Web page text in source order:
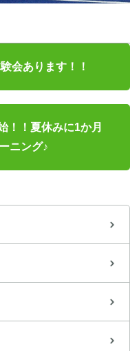
会あります！！
！！夏休みに1か月
ニング♪